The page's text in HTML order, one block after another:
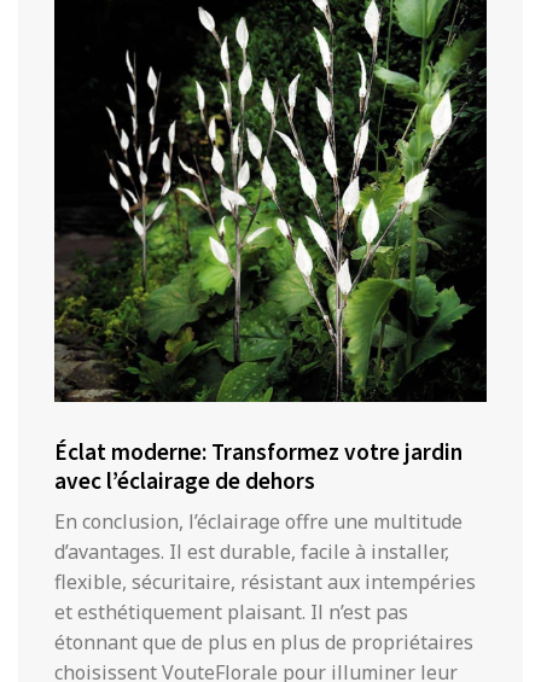
Éclat moderne: Transformez votre jardin
avec l’éclairage de dehors
En conclusion, l’éclairage offre une multitude
d’avantages. Il est durable, facile à installer,
flexible, sécuritaire, résistant aux intempéries
et esthétiquement plaisant. Il n’est pas
étonnant que de plus en plus de propriétaires
choisissent VouteFlorale pour illuminer leur